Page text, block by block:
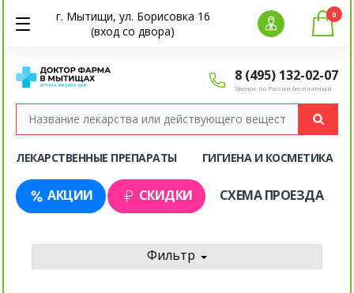
г. Мытищи, ул. Борисовка 16
(вход со двора)
8 (495) 132-02-07
Звонок по России бесплатный
0
ЛЕКАРСТВЕННЫЕ ПРЕПАРАТЫ ГИГИЕНА И КОСМЕТИКА
АКЦИИ СКИДКИ СХЕМА ПРОЕЗДА
Фильтр